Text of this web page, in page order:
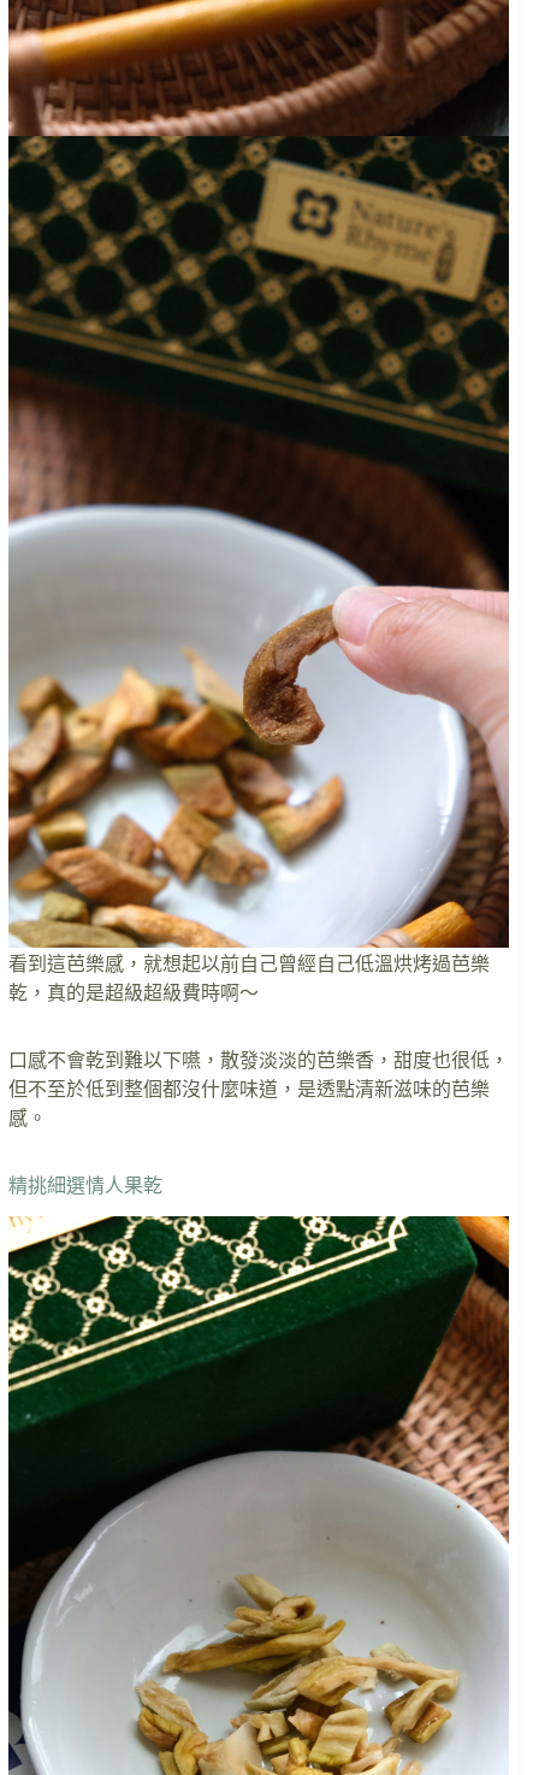
看到這芭樂感，就想起以前自己曾經自己低溫烘烤過芭樂
乾，真的是超級超級費時啊～
口感不會乾到難以下嚥，散發淡淡的芭樂香，甜度也很低，
但不至於低到整個都沒什麼味道，是透點清新滋味的芭樂
感。
精挑細選情人果乾